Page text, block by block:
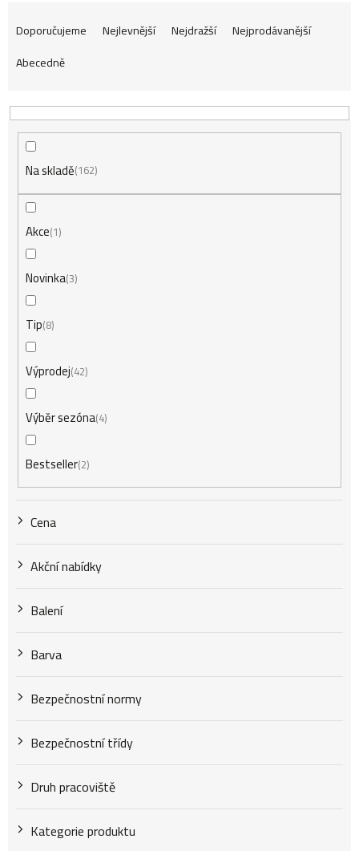
Ř
a
z
e
d
u
k
ů
Doporučujeme Nejlevnější Nejdražší
Nejprodávanější
Abecedně
Na skladě 162
Akce 1
Novinka3
Tip 8
Výprodej 42
Výběr sezóna 4
Bestseller 2
Cena
Akční nabídky
Balení
Barva
Bezpečnostní normy
Bezpečnostní třídy
Druh pracoviště
Kategorie produktu